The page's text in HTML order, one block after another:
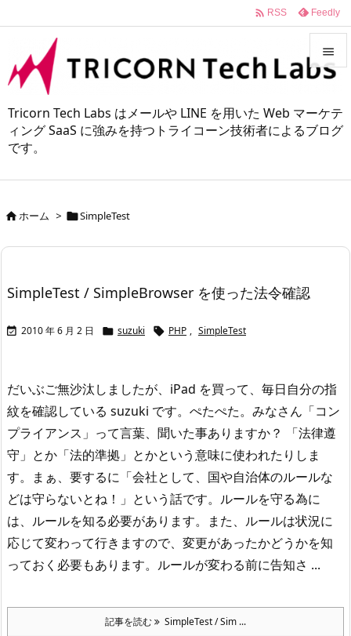
Tricorn Tech Labs はメールや LINE を用いた Web マーケテ
ィング SaaS に強みを持つトライコーン技術者によるブログ
です。



 RSS Feedly
ホーム > SimpleTest
SimpleTest / SimpleBrowser を使った法令確認
 2010 年 6 月 2 日  suzuki  PHP , SimpleTest
だいぶご無沙汰しましたが、iPad を買って、毎日自分の指
紋を確認している suzuki です。ぺたぺた。 みなさん「コン
プライアンス」って言葉、聞いた事ありますか？ 「法律遵
守」とか「法的準拠」とかという意味に使われたりしま
す。まぁ、要するに「会社として、国や自治体のルールな
どは守らないとね！」という話です。 ルールを守る為に
は、ルールを知る必要があります。また、ルールは状況に
応じて変わって行きますので、変更があったかどうかを知
っておく必要もあります。ルールが変わる前に告知さ ...
記事を読む SimpleTest / Sim ...